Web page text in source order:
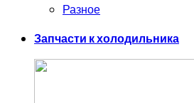
Разное
Запчасти к холодильника